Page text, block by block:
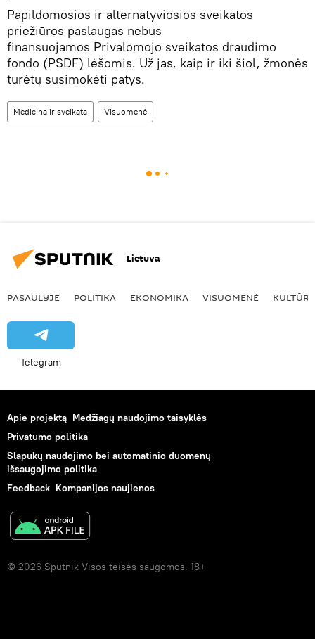
Papildomosios ir alternatyviosios sveikatos
priežiūros paslaugas nebus
finansuojamos Privalomojo sveikatos draudimo
fondo (PSDF) lėšomis. Už jas, kaip ir iki šiol, žmonės
turėtų susimokėti patys.
Medicina ir sveikata Visuomenė
Lietuva
PASAULYJE POLITIKA EKONOMIKA VISUOMENĖ KULTŪRA
Telegram
Apie projektą Medžiagų naudojimo taisyklės
Privatumo politika
Slapukų naudojimo bei automatinio duomenų
išsaugojimo politika
Feedback Kompanijos naujienos
© 2026 Sputnik Visos teisės saugomos. 18+